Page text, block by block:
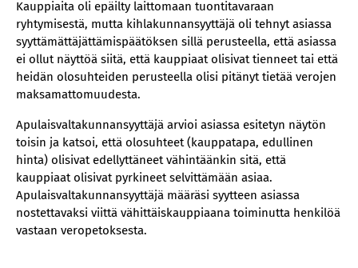
Kauppiaita oli epäilty laittomaan tuontitavaraan
ryhtymisestä, mutta kihlakunnansyyttäjä oli tehnyt asiassa
syyttämättäjättämispäätöksen sillä perusteella, että asiassa
ei ollut näyttöä siitä, että kauppiaat olisivat tienneet tai että
heidän olosuhteiden perusteella olisi pitänyt tietää verojen
maksamattomuudesta.
Apulaisvaltakunnansyyttäjä arvioi asiassa esitetyn näytön
toisin ja katsoi, että olosuhteet (kauppatapa, edullinen
hinta) olisivat edellyttäneet vähintäänkin sitä, että
kauppiaat olisivat pyrkineet selvittämään asiaa.
Apulaisvaltakunnansyyttäjä määräsi syytteen asiassa
nostettavaksi viittä vähittäiskauppiaana toiminutta henkilöä
vastaan veropetoksesta.